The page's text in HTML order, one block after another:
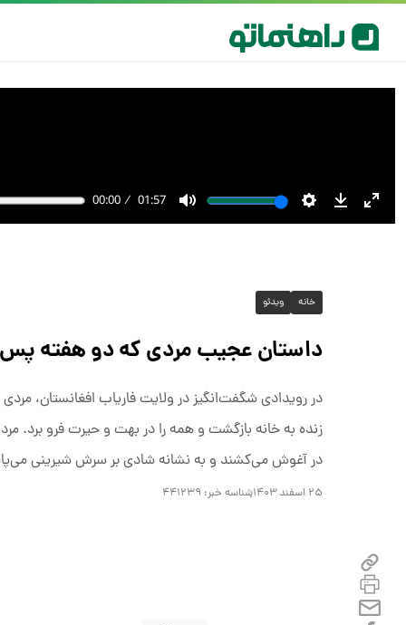
خانه ویدئو
داستان عجیب مردی که دو هفته پس
در رویدادی شگفت‌انگیز در ولایت فاریاب افغانستان، مردی
زنده به خانه بازگشت و همه را در بهت و حیرت فرو برد.
در آغوش می‌کشند و به نشانه شادی بر سرش شیرینی
۲۵ اسفند ۱۴۰۳ شناسه خبر: ۴۴۱۲۳۹